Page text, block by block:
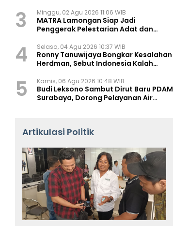
3 Minggu, 02 Agu 2026 11:06 WIB
MATRA Lamongan Siap Jadi
Penggerak Pelestarian Adat dan
4 Selasa, 04 Agu 2026 10:37 WIB
Ronny Tanuwijaya Bongkar Kesalahan
Herdman, Sebut Indonesia Kalah
5 Kamis, 06 Agu 2026 10:48 WIB
Budi Leksono Sambut Dirut Baru PDAM
Surabaya, Dorong Pelayanan Air
Artikulasi Politik